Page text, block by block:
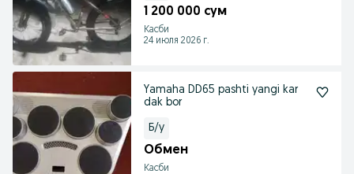
1 200 000 сум
Касби
24 июля 2026 г.
Yamaha DD65 pashti yangi kar
dak bor
Б/у
Обмен
Касби